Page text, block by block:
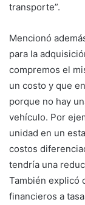
transporte”.
Mencionó
para la
compremos el
un costo y que
porque no hay
vehículo. Por
unidad en un
costos
tendría una
También explicó
financieros a